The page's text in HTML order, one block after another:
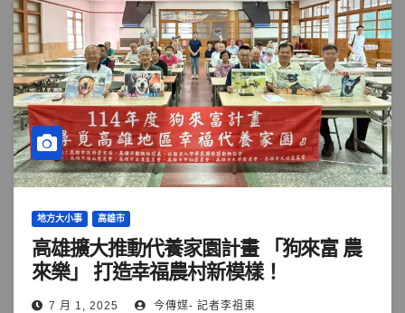
地方大小事 高雄市
高雄擴大推動代養家園計畫 「狗來富 農
來樂」 打造幸福農村新模樣！
7 月 1, 2025 今傳媒- 記者李祖東